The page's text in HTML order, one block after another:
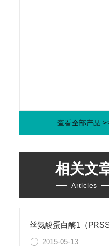
查看全部产品
相关文
Articles
2015-05-13